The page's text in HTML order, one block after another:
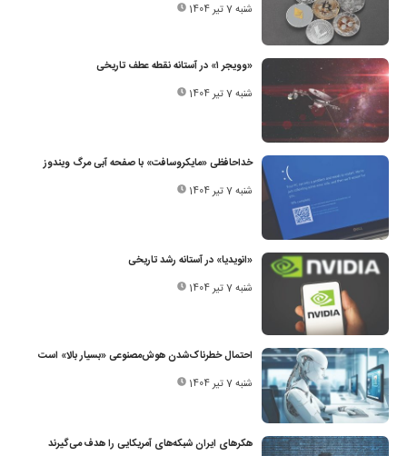
شنبه 7 تیر 1404
«وویجر ۱» در آستانه نقطه عطف تاریخی
شنبه 7 تیر 1404
خداحافظی «مایکروسافت» با صفحه آبی مرگ ویندوز
شنبه 7 تیر 1404
«انویدیا» در آستانه رشد تاریخی
شنبه 7 تیر 1404
احتمال خطرناک‌شدن هوش‌مصنوعی «بسیار بالا» است
شنبه 7 تیر 1404
هکرهای ایران شبکه‌های آمریکایی را هدف می‌گیرند